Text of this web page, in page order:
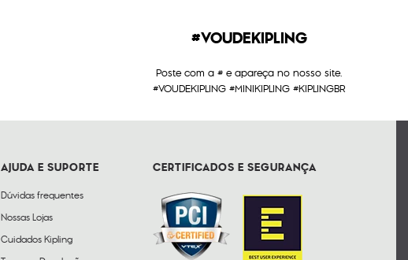
#VOUDEKIPLING
Poste com a # e apareça no nosso site.
#VOUDEKIPLING #MINIKIPLING #KIPLINGBR
AJUDA E SUPORTE
Dúvidas frequentes
Nossas Lojas
Cuidados Kipling
CERTIFICADOS E SEGURANÇA